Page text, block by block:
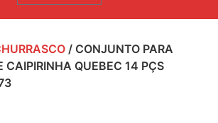
/ CONJUNTO PARA
CAIPIRINHA QUEBEC 14 PÇS